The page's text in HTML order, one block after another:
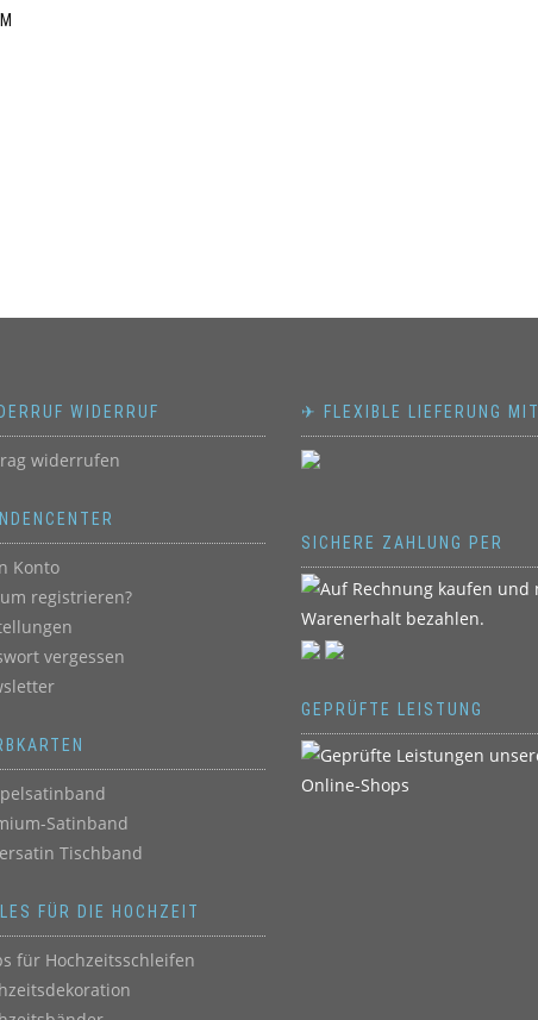
WIDERRUF
widerrufen
Konto
registrieren?
vergessen
Satinband
Tischband
FÜR DIE HOCHZEIT
für Hochzeitsschleifen
✈ FLEXIBLE LIEFERUNG MIT
SICHERE ZAHLUNG PER
GEPRÜFTE LEISTUNG